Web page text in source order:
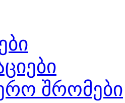
შრომები